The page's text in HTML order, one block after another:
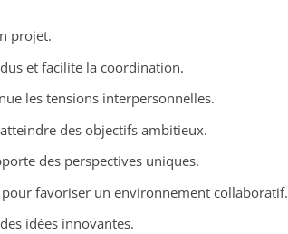
projet.
et facilite la coordination.
les tensions interpersonnelles.
des objectifs ambitieux.
des perspectives uniques.
pour favoriser un environnement collaboratif.
idées innovantes.